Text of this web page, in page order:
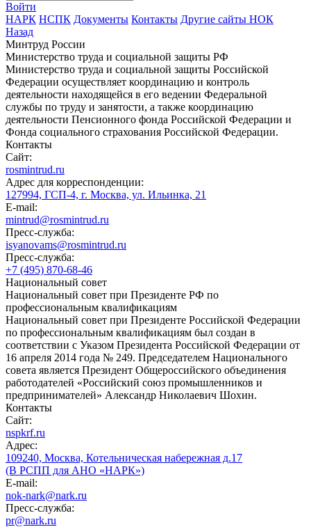
Войти
НАРК НСПК Документы Контакты Другие сайты НОК
Назад
Минтруд России
Министерство труда и социальной защиты РФ
Министерство труда и социальной защиты Российской
Федерации осуществляет координацию и контроль
деятельности находящейся в его ведении Федеральной
службы по труду и занятости, а также координацию
деятельности Пенсионного фонда Российской Федерации и
Фонда социального страхования Российской Федерации.
Контакты
Сайт:
rosmintrud.ru
Адрес для корреспонденции:
127994, ГСП-4, г. Москва, ул. Ильинка, 21
E-mail:
mintrud@rosmintrud.ru
Пресс-служба:
isyanovams@rosmintrud.ru
Пресс-служба:
+7 (495) 870-68-46
Национальный совет
Национальный совет при Президенте РФ по
профессиональным квалификациям
Национальный совет при Президенте Российской Федерации
по профессиональным квалификациям был создан в
соответствии с Указом Президента Российской Федерации от
16 апреля 2014 года № 249. Председателем Национального
совета является Президент Общероссийского объединения
работодателей «Российский союз промышленников и
предпринимателей» Александр Николаевич Шохин.
Контакты
Сайт:
nspkrf.ru
Адрес:
109240, Москва, Котельническая набережная д.17
(В РСПП для АНО «НАРК»)
E-mail:
nok-nark@nark.ru
Пресс-служба:
pr@nark.ru